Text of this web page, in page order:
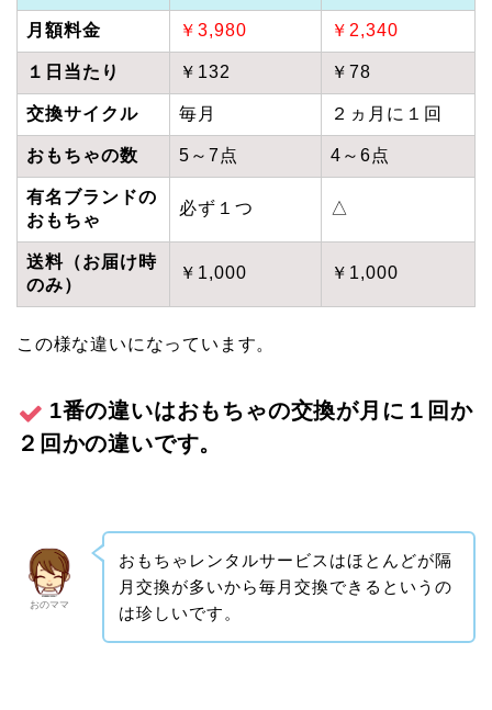
月額料金 ￥3,980 ￥2,340
１日当たり ￥132 ￥78
交換サイクル 毎月 ２ヵ月に１回
おもちゃの数 5～7点 4～6点
有名ブランドの
おもちゃ
必ず１つ △
送料（お届け時
のみ）
￥1,000 ￥1,000
この様な違いになっています。
1番の違いはおもちゃの交換が月に１回か
２回かの違いです。
おのママ
おもちゃレンタルサービスはほとんどが隔
月交換が多いから毎月交換できるというの
は珍しいです。